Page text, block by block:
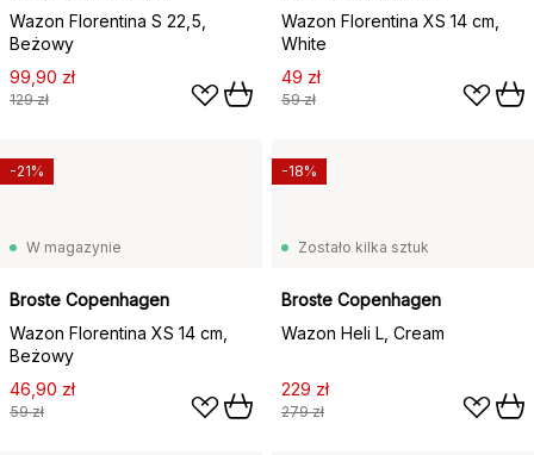
Wazon Florentina S 22,5,
Beżowy
99,90 zł
129 zł
Wazon Florentina XS 14 cm,
White
49 zł
59 zł
W magazynie
Broste Copenhagen
Wazon Florentina XS 14 cm,
Beżowy
46,90 zł
59 zł
-21%
Zostało kilka sztuk
Broste Copenhagen
Wazon Heli L, Cream
229 zł
279 zł
-18%